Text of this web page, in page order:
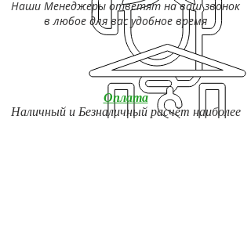
Наши Менеджеры ответят на ваш звонок
в любое для вас удобное время
Оплата
Наличный и Безналичный расчёт наиболее